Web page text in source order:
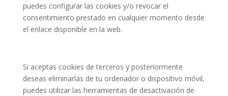
puedes configurar las cookies y/o revocar el
consentimiento prestado en cualquier momento desde
el enlace disponible en la web.
Si aceptas cookies de terceros y posteriormente
deseas eliminarlas de tu ordenador o dispositivo móvil,
puedes utilizar las herramientas de desactivación de